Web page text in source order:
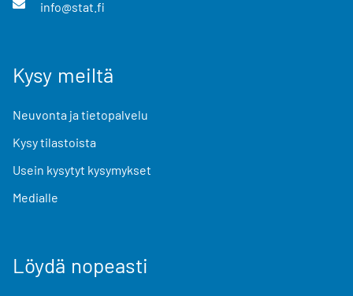
info@stat.fi
Kysy meiltä
Neuvonta ja tietopalvelu
Kysy tilastoista
Usein kysytyt kysymykset
Medialle
Löydä nopeasti